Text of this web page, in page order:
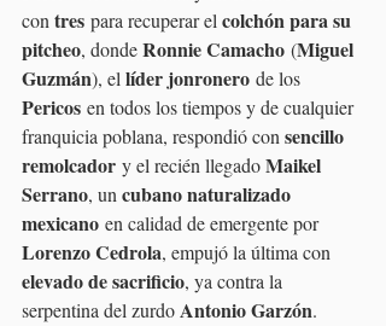
con tres para recuperar el colchón para su
pitcheo, donde Ronnie Camacho (Miguel
Guzmán), el líder jonronero de los
Pericos en todos los tiempos y de cualquier
franquicia poblana, respondió con sencillo
remolcador y el recién llegado Maikel
Serrano, un cubano naturalizado
mexicano en calidad de emergente por
Lorenzo Cedrola, empujó la última con
elevado de sacrificio, ya contra la
serpentina del zurdo Antonio Garzón.